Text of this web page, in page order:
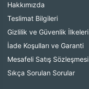
Hakkımızda
Teslimat Bilgileri
Gizlilik ve Güvenlik İlkeleri
İade Koşulları ve Garanti
Mesafeli Satış Sözleşmesi
Sıkça Sorulan Sorular